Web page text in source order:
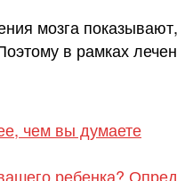
мозга
в рамках
чем вы думаете
ребенка?